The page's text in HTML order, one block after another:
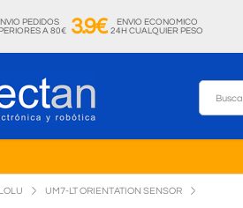
PEDIDOS
A 80€ 3.9€
ENVIO ECONOMICO
24H CUALQUIER PESO
UM7-LT ORIENTATION SENSOR